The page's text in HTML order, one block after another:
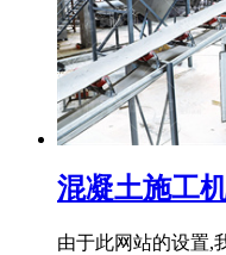
混凝土施工
由于此网站的设置,